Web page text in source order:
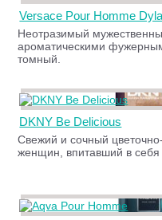
Versace Pour Homme
Неотразимый
ароматическими
томный.
DKNY Be Delicious
Свежий и сочный
женщин, впитавший в